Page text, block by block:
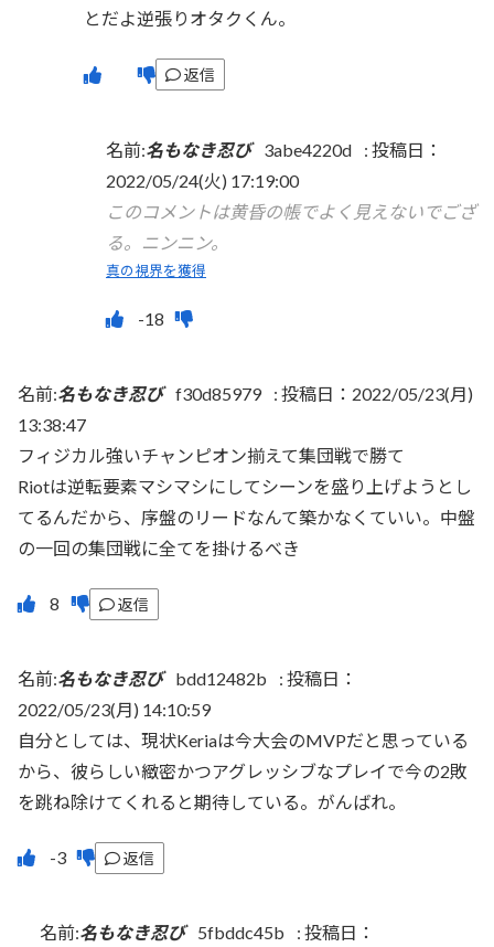
とだよ逆張りオタクくん。
返信
名前:名もなき忍び 3abe4220d : 投稿日：
2022/05/24(火) 17:19:00
このコメントは黄昏の帳でよく見えないでござ
る。ニンニン。
真の視界を獲得
名前:名もなき忍び f30d85979 : 投稿日：2022/05/23(月)
13:38:47
フィジカル強いチャンピオン揃えて集団戦で勝て
Riotは逆転要素マシマシにしてシーンを盛り上げようとし
てるんだから、序盤のリードなんて築かなくていい。中盤
の一回の集団戦に全てを掛けるべき
返信
名前:名もなき忍び bdd12482b : 投稿日：
2022/05/23(月) 14:10:59
自分としては、現状Keriaは今大会のMVPだと思っている
から、彼らしい緻密かつアグレッシブなプレイで今の2敗
を跳ね除けてくれると期待している。がんばれ。
返信
名前:名もなき忍び 5fbddc45b : 投稿日：